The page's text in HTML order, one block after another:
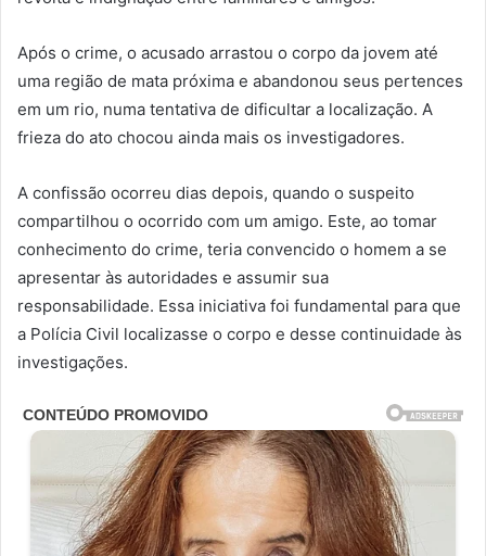
Após o crime, o acusado arrastou o corpo da jovem até
uma região de mata próxima e abandonou seus pertences
em um rio, numa tentativa de dificultar a localização. A
frieza do ato chocou ainda mais os investigadores.
A confissão ocorreu dias depois, quando o suspeito
compartilhou o ocorrido com um amigo. Este, ao tomar
conhecimento do crime, teria convencido o homem a se
apresentar às autoridades e assumir sua
responsabilidade. Essa iniciativa foi fundamental para que
a Polícia Civil localizasse o corpo e desse continuidade às
investigações.